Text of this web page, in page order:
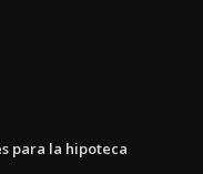
para la hipoteca